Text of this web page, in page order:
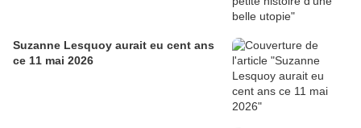
Suzanne Lesquoy aurait eu cent ans
ce 11 mai 2026